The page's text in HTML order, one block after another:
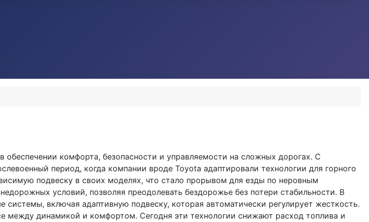
комфорта, безопасности и управляемости на сложных дорогах. С
период, когда компании вроде Toyota адаптировали технологии для горного
подвеску в своих моделях, что стало прорывом для езды по неровным
условий, позволяя преодолевать бездорожье без потери стабильности. В
включая адаптивную подвеску, которая автоматически регулирует жесткость.
между динамикой и комфортом. Сегодня эти технологии снижают расход топлива и